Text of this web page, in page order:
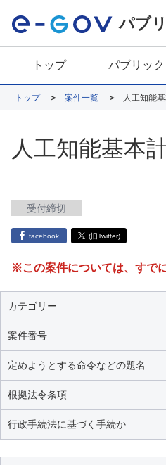
パブ
トップ パブリッ
トップ 案件一覧 人工知能
人工知能基本
受付締切
facebook (旧Twitter)
※この案件については、すで
カテゴリー
案件番号
定めようとする命令などの題名
根拠法令条項
行政手続法に基づく手続か